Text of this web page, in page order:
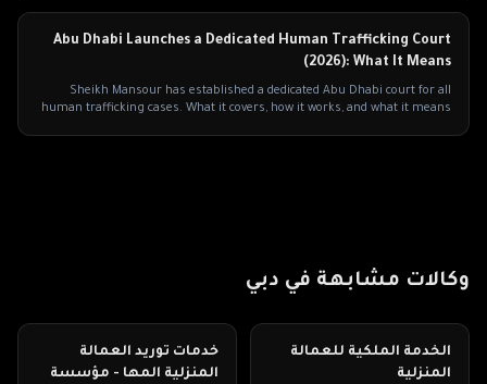
Abu Dhabi Launches a Dedicated Human Trafficking Court
(2026): What It Means
Sheikh Mansour has established a dedicated Abu Dhabi court for all
human trafficking cases. What it covers, how it works, and what it means
وكالات مشابهة في دبي
الخدمة الملكية للعمالة
المنزلية
خدمات توريد العمالة
المنزلية المها - مؤسسة